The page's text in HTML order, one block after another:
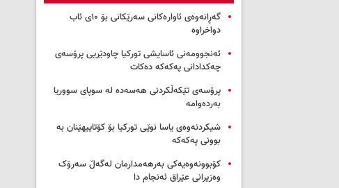
گەڕانەوەی ئاوارەکانی سەرێکانی بۆ ۱۰ی ئاب
دواخراوە
ئەنجوومەنی ئاسایشی تورکیا چاودێریی پرۆسەی
چەکدادانی پەکەکە دەکات
پرۆسەی تێکەڵکردنی هەسەدە لە سوپای سووریا
بەردەوامە
شیکردنەوەی یاسا نوێی تورکیا بۆ کۆتاییهێنان بە
بوونی پەکەکە
کۆبوونەوەیەکی بەرهەمدارمان لەگەڵ سەرۆک
وەزیرانی عێراق ئەنجام دا